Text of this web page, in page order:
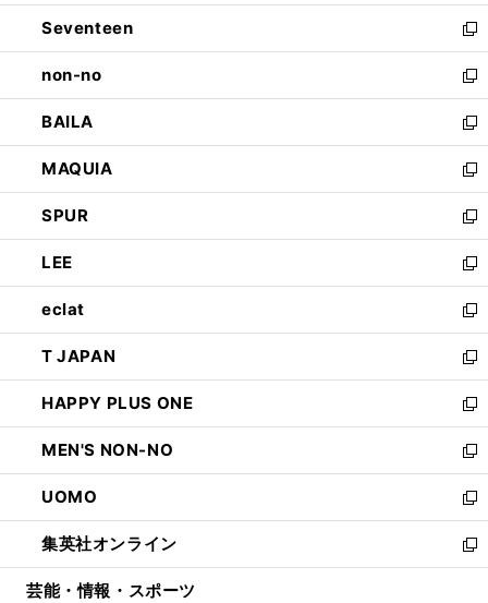
開
く
ウ
で
開
く
ン
ド
ウ
で
開
く
Seventeen
新
し
い
ウ
ィ
ン
ド
ウ
で
開
く
non-no
新
し
い
ウ
ィ
ン
ド
ウ
で
開
く
BAILA
新
し
い
ウ
ィ
ン
ド
ウ
で
開
く
MAQUIA
新
し
い
ウ
ィ
ン
ド
ウ
で
開
く
SPUR
新
し
い
ウ
ィ
ン
ド
ウ
で
開
く
LEE
新
し
い
ウ
ィ
ン
ド
ウ
で
開
く
eclat
新
し
い
ウ
ィ
ン
ド
ウ
で
開
く
T JAPAN
新
し
い
ウ
ィ
ン
ド
ウ
で
開
HAPPY PLUS ONE
新
し
い
ウ
ィ
ン
ド
ウ
MEN'S NON-NO
新
し
い
ウ
ィ
ン
UOMO
新
し
い
ウ
集英社オンライン
新
し
芸能・情報・スポーツ